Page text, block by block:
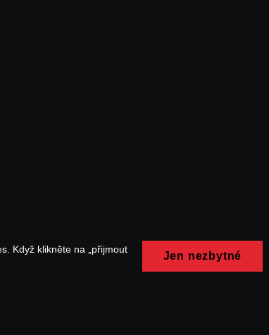
Když klikněte na „přijmout
Jen nezbytné